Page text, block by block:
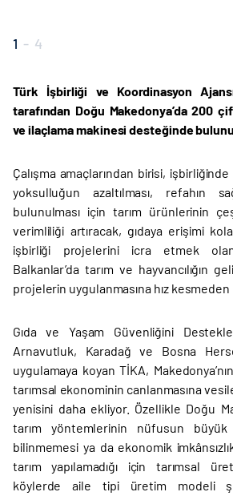
1 - 4
Türk İşbirliği ve Koordinasyon
tarafından Doğu Makedonya’da 200
ve ilaçlama makinesi desteğinde
Çalışma amaçlarından birisi,
yoksulluğun azaltılması, refahın
bulunulması için tarım ürünlerinin
verimliliği artıracak, gıdaya erişimi
işbirliği projelerini icra etmek
Balkanlar’da tarım ve hayvancılığın
projelerin uygulanmasına hız
Gıda ve Yaşam Güvenliğini
Arnavutluk, Karadağ ve Bosna
uygulamaya koyan TİKA,
tarımsal ekonominin canlanmasına
yenisini daha ekliyor. Özellikle Doğu
tarım yöntemlerinin nüfusun büyük
bilinmemesi ya da ekonomik
tarım yapılamadığı için tarımsal
köylerde aile tipi üretim modeli